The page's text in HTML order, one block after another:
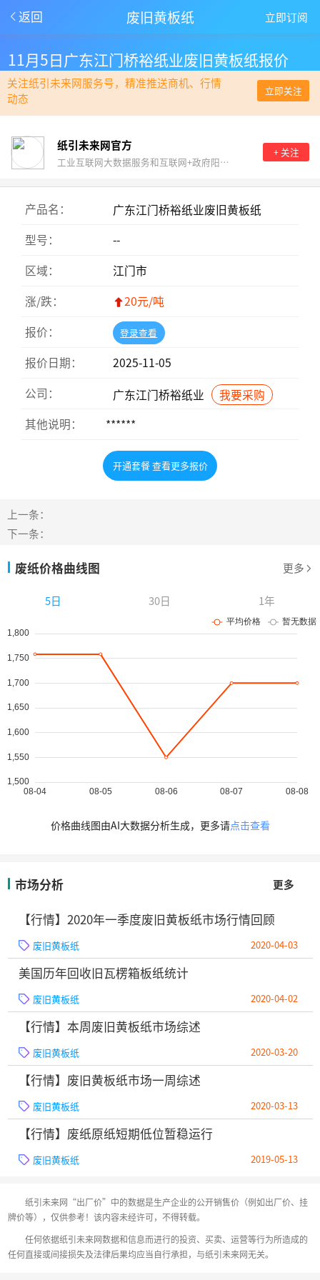
返回 废旧黄板纸 立即订阅
11月5日广东江门桥裕纸业废旧黄板纸报价
关注纸引未来网服务号，精准推送商机、行情
动态
立即关注
纸引未来网官方
工业互联网大数据服务和互联网+政府阳光采购。
+ 关注
产品名：
广东江门桥裕纸业废旧黄板纸
型号：
--
区域：
江门市
涨/跌：
20元/吨
报价：
登录查看
报价日期：
2025-11-05
公司：
广东江门桥裕纸业
我要采购
其他说明：
******
开通套餐 查看更多报价
上一条：
下一条：
废纸价格曲线图 更多
5日 30日 1年
价格曲线图由AI大数据分析生成，更多请点击查看
市场分析 更多
【行情】2020年一季度废旧黄板纸市场行情回顾
废旧黄板纸 2020-04-03
美国历年回收旧瓦楞箱板纸统计
废旧黄板纸 2020-04-02
【行情】本周废旧黄板纸市场综述
废旧黄板纸 2020-03-20
【行情】废旧黄板纸市场一周综述
废旧黄板纸 2020-03-13
【行情】废纸原纸短期低位暂稳运行
废旧黄板纸 2019-05-13
纸引未来网“出厂价”中的数据是生产企业的公开销售价（例如出厂价、挂
牌价等），仅供参考！该内容未经许可，不得转载。
任何依据纸引未来网数据和信息而进行的投资、买卖、运营等行为所造成的
任何直接或间接损失及法律后果均应当自行承担，与纸引未来网无关。